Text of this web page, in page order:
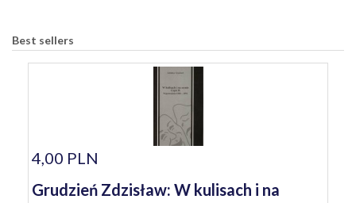
Best sellers
4,00 PLN
Grudzień Zdzisław: W kulisach i na